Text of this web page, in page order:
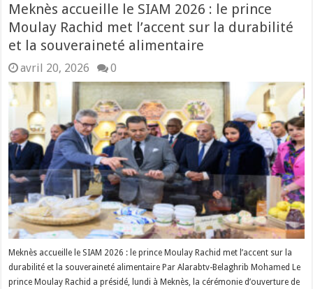
Meknès accueille le SIAM 2026 : le prince
Moulay Rachid met l’accent sur la durabilité
et la souveraineté alimentaire
avril 20, 2026 0
Meknès accueille le SIAM 2026 : le prince Moulay Rachid met l’accent sur la
durabilité et la souveraineté alimentaire Par Alarabtv-Belaghrib Mohamed Le
prince Moulay Rachid a présidé, lundi à Meknès, la cérémonie d’ouverture de